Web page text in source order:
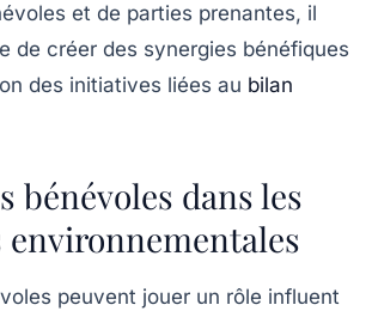
et de parties prenantes, il
de créer des synergies bénéfiques
des initiatives liées au bilan
bénévoles dans les
peuvent jouer un rôle influent